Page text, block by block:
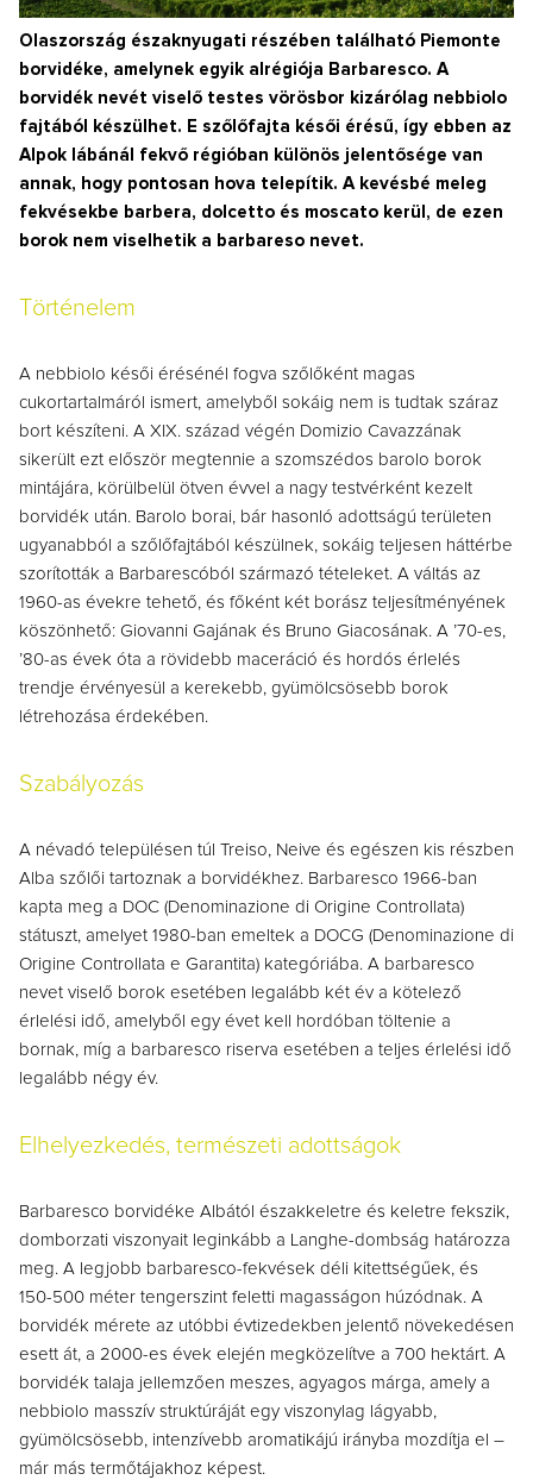
Olaszország északnyugati részében található Piemonte
borvidéke, amelynek egyik alrégiója Barbaresco. A
borvidék nevét viselő testes vörösbor kizárólag nebbiolo
fajtából készülhet. E szőlőfajta késői érésű, így ebben az
Alpok lábánál fekvő régióban különös jelentősége van
annak, hogy pontosan hova telepítik. A kevésbé meleg
fekvésekbe barbera, dolcetto és moscato kerül, de ezen
borok nem viselhetik a barbareso nevet.
Történelem
A nebbiolo késői érésénél fogva szőlőként magas
cukortartalmáról ismert, amelyből sokáig nem is tudtak száraz
bort készíteni. A XIX. század végén Domizio Cavazzának
sikerült ezt először megtennie a szomszédos barolo borok
mintájára, körülbelül ötven évvel a nagy testvérként kezelt
borvidék után. Barolo borai, bár hasonló adottságú területen
ugyanabból a szőlőfajtából készülnek, sokáig teljesen háttérbe
szorították a Barbarescóból származó tételeket. A váltás az
1960-as évekre tehető, és főként két borász teljesítményének
köszönhető: Giovanni Gajának és Bruno Giacosának. A ’70-es,
’80-as évek óta a rövidebb maceráció és hordós érlelés
trendje érvényesül a kerekebb, gyümölcsösebb borok
létrehozása érdekében.
Szabályozás
A névadó településen túl Treiso, Neive és egészen kis részben
Alba szőlői tartoznak a borvidékhez. Barbaresco 1966-ban
kapta meg a DOC (Denominazione di Origine Controllata)
státuszt, amelyet 1980-ban emeltek a DOCG (Denominazione di
Origine Controllata e Garantita) kategóriába. A barbaresco
nevet viselő borok esetében legalább két év a kötelező
érlelési idő, amelyből egy évet kell hordóban töltenie a
bornak, míg a barbaresco riserva esetében a teljes érlelési idő
legalább négy év.
Elhelyezkedés, természeti adottságok
Barbaresco borvidéke Albától északkeletre és keletre fekszik,
domborzati viszonyait leginkább a Langhe-dombság határozza
meg. A legjobb barbaresco-fekvések déli kitettségűek, és
150-500 méter tengerszint feletti magasságon húzódnak. A
borvidék mérete az utóbbi évtizedekben jelentő növekedésen
esett át, a 2000-es évek elején megközelítve a 700 hektárt. A
borvidék talaja jellemzően meszes, agyagos márga, amely a
nebbiolo masszív struktúráját egy viszonylag lágyabb,
gyümölcsösebb, intenzívebb aromatikájú irányba mozdítja el –
már más termőtájakhoz képest.